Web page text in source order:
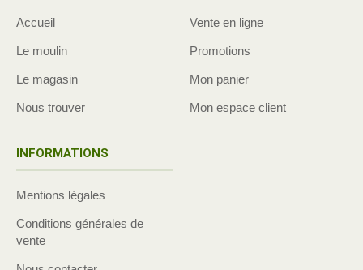
Accueil
Le moulin
Le magasin
Nous trouver
Vente en ligne
Promotions
Mon panier
Mon espace client
INFORMATIONS
Mentions légales
Conditions générales de
vente